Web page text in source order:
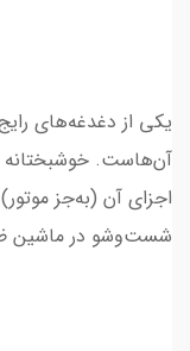
یکی از دغدغه‌های
آن‌هاست.
اجزای آن (به‌جز
شست‌وشو در ماشین